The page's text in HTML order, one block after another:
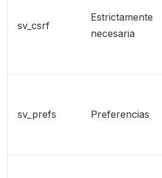
sv_csrf
Estrictamente
necesaria
sv_prefs Preferencias